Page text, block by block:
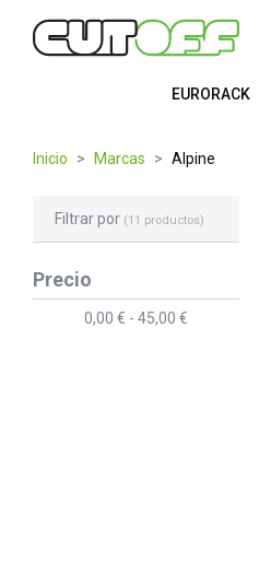
EURORACK
Inicio Marcas Alpine
Filtrar por (11 productos)
Precio
0,00 € - 45,00 €